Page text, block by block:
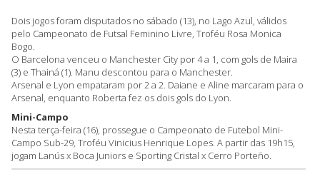
Dois jogos foram disputados no sábado (13), no Lago Azul, válidos
pelo Campeonato de Futsal Feminino Livre, Troféu Rosa Monica
Bogo.
O Barcelona venceu o Manchester City por 4 a 1, com gols de Maira
(3) e Thainá (1). Manu descontou para o Manchester.
Arsenal e Lyon empataram por 2 a 2. Daiane e Aline marcaram para o
Arsenal, enquanto Roberta fez os dois gols do Lyon.
Mini-Campo
Nesta terça-feira (16), prossegue o Campeonato de Futebol Mini-
Campo Sub-29, Troféu Vinicius Henrique Lopes. A partir das 19h15,
jogam Lanús x Boca Juniors e Sporting Cristal x Cerro Porteño.